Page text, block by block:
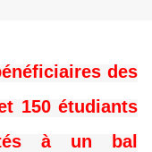
des
150 étudiants
à un bal